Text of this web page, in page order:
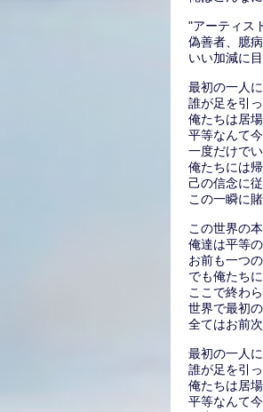
"アーティス
偽善者、臆病
いい加減に
最初の一人
誰が足を引
俺たちは居
平等なんて
一度だけで
俺たちには
己の信念に従
この一瞬に
この世界の
俺達は平等
お前も一つ
でも俺たち
ここで終わ
世界で最初
全てはお前
最初の一人
誰が足を引
俺たちは居
平等なんて